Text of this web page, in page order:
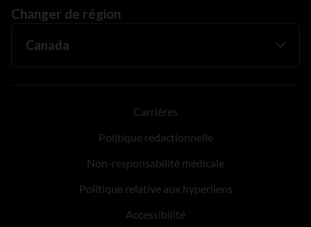
Changer de région
Carrières
Politique rédactionnelle
Non-responsabilité médicale
Politique relative aux hyperliens
Accessibilité